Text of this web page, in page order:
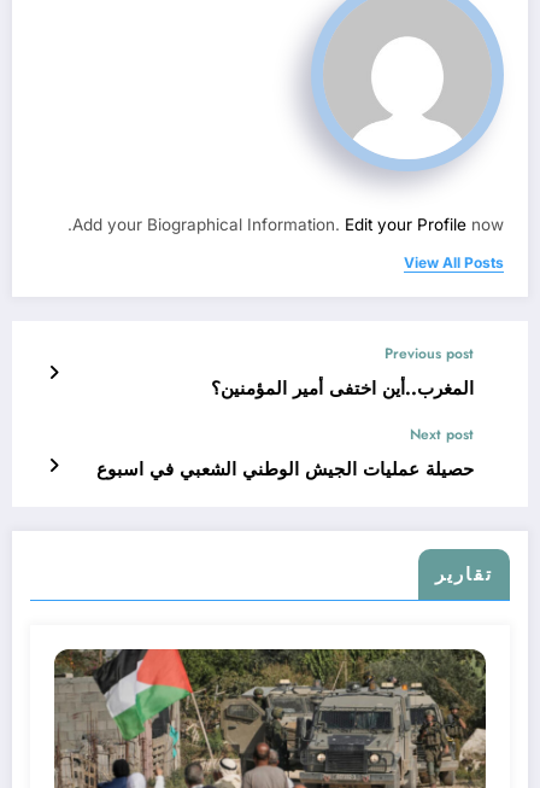
Add your Biographical Information. Edit your Profile now.
View All Posts
Previous post
المغرب..أين اختفى أمير المؤمنين؟
Next post
حصيلة عمليات الجيش الوطني الشعبي في اسبوع
تقارير